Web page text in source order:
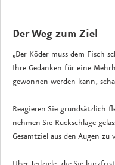
Der Weg zum Ziel
„Der Köder muss dem Fisch
Ihre Gedanken für eine
gewonnen werden kann,
Reagieren Sie grundsätzlich
nehmen Sie Rückschläge
Gesamtziel aus den Augen zu